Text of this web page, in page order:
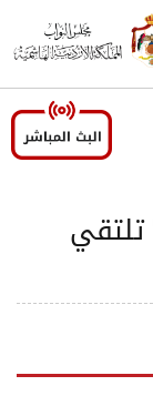
تلتقي